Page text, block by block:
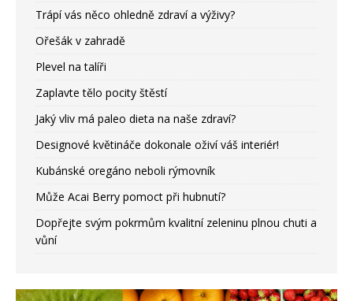
Trápí vás něco ohledně zdraví a výživy?
Ořešák v zahradě
Plevel na talíři
Zaplavte tělo pocity štěstí
Jaký vliv má paleo dieta na naše zdraví?
Designové květináče dokonale oživí váš interiér!
Kubánské oregáno neboli rýmovník
Může Acai Berry pomoct při hubnutí?
Dopřejte svým pokrmům kvalitní zeleninu plnou chuti a
vůní